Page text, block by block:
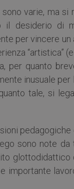
varie, ma si
il desiderio di
per vincere
“artistica”
per quanto
inusuale
tale, si
sono note da
importante